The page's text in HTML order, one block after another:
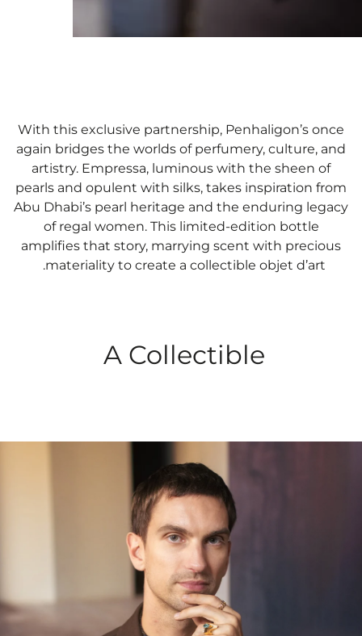
A Collectible
With this exclusive partnership, Penhaligon’s once
again bridges the worlds of perfumery, culture, and
artistry. Empressa, luminous with the sheen of
pearls and opulent with silks, takes inspiration from
Abu Dhabi’s pearl heritage and the enduring legacy
of regal women. This limited-edition bottle
amplifies that story, marrying scent with precious
materiality to create a collectible objet d’art.